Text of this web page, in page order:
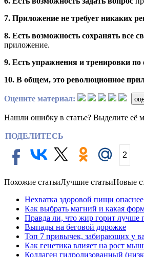
7. Приложение не требует никаких
8. Есть возможность сохранять все
приложение.
9. Есть упражнения и тренировки по
10. В общем, это революционное
Оцените материал:
Нашли ошибку в статье? Выделите её
ПОДЕЛИТЕСЬ
2
Похожие статьиЛучшие статьиНовые
Нехватка здоровой пищи
Как выбрать магний и какая
Правда ли, что жир горит лучше
Выпады на беговой дорожке
Топ 7 привычек, забирающих у
Как генетика влияет на рост
Коллаген гидролизованный